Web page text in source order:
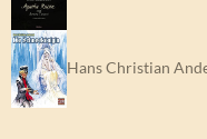
Hans Christian